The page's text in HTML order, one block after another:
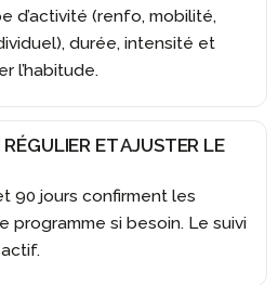
d’activité (renfo, mobilité,
durée, intensité et
l’habitude.
ET AJUSTER LE
90 jours confirment les
programme si besoin. Le suivi